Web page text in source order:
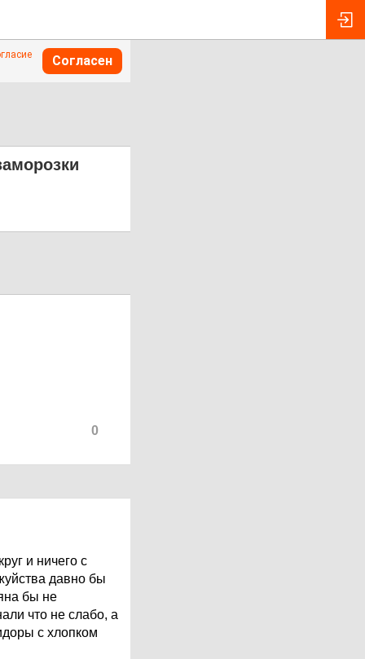
Согласен
0
и ничего с
давно бы
бы не
что не слабо, а
с хлопком